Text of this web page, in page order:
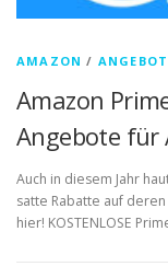
AMAZON /
Amazon
Angebote für
Auch in diesem Jahr
satte Rabatte auf
hier! KOSTENLOSE